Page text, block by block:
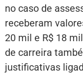
no caso de
receberam
20 mil e R$ 18
de carreira
justificativas